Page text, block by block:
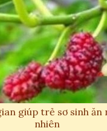
giúp trẻ sơ sinh ăn
nhiên